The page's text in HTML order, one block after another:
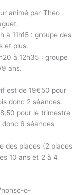
animé par Théo
à 11h15 : groupe des
et plus.
à 12h35 : groupe
ans.
est de 19€50 pour
donc 2 séances.
pour le trimestre
donc 6 séances
des places (2 places
10 ans et 2 à 4
o-